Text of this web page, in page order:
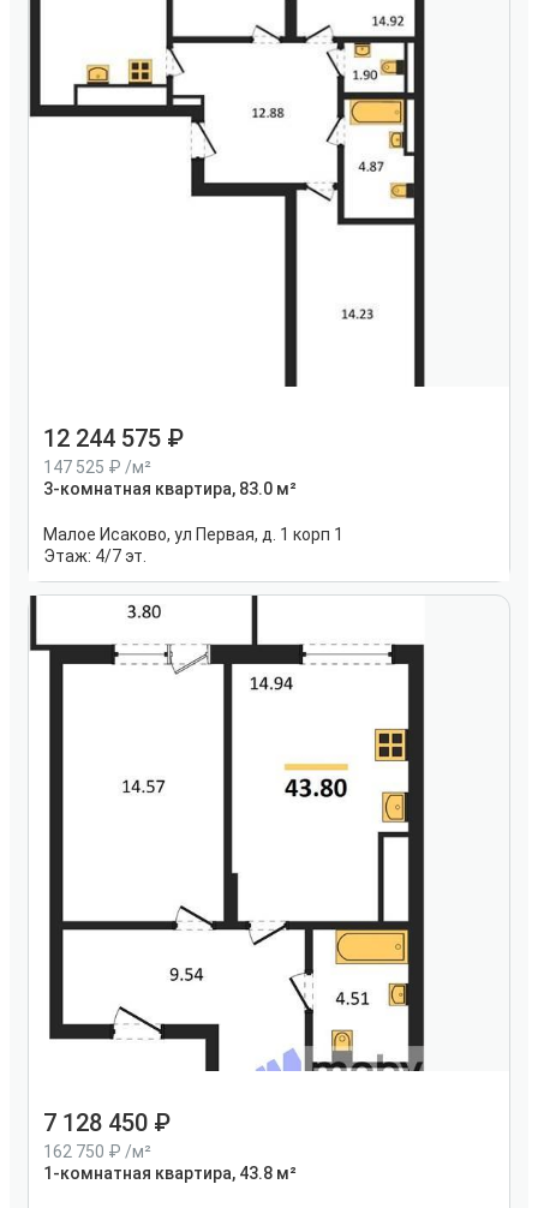
12 244 575
147 525
/м²
3-комнатная квартира, 83.0 м²
Малое Исаково, ул Первая, д. 1 корп 1
Этаж: 4/7 эт.
7 128 450
162 750
/м²
1-комнатная квартира, 43.8 м²